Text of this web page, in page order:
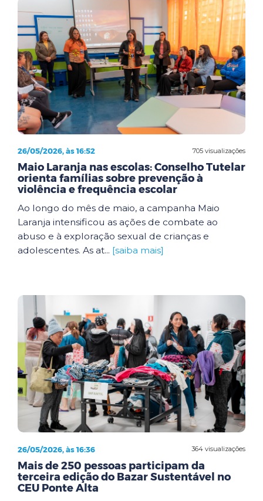
705 visualizações
26/05/2026, às 16:52
Maio Laranja nas escolas: Conselho Tutelar
orienta famílias sobre prevenção à
violência e frequência escolar
Ao longo do mês de maio, a campanha Maio
Laranja intensificou as ações de combate ao
abuso e à exploração sexual de crianças e
adolescentes. As at... [saiba mais]
364 visualizações
26/05/2026, às 16:36
Mais de 250 pessoas participam da
terceira edição do Bazar Sustentável no
CEU Ponte Alta